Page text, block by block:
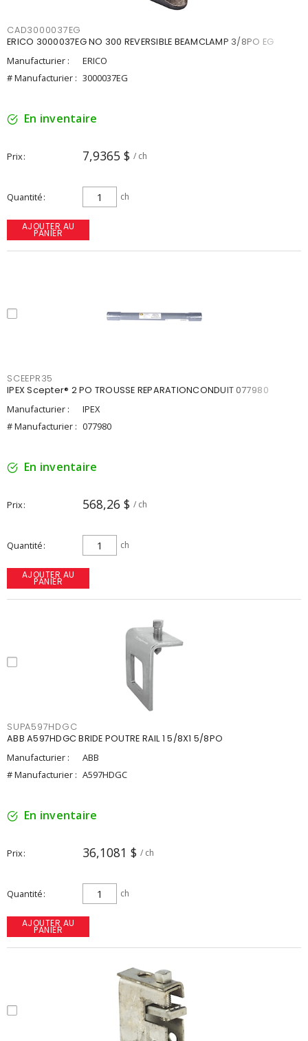
CAD3000037EG
ERICO 3000037EG NO 300 REVERSIBLE BEAMCLAMP 3/8PO EG
Manufacturier :
ERICO
# Manufacturier : 3000037EG
En inventaire
Prix 7,9365 $ / ch
Quantité ch
AJOUTER AU
PANIER
SCEEPR35
IPEX Scepter® 2 PO TROUSSE REPARATIONCONDUIT 077980
Manufacturier :
IPEX
# Manufacturier : 077980
En inventaire
Prix 568,26 $ / ch
Quantité ch
AJOUTER AU
PANIER
SUPA597HDGC
ABB A597HDGC BRIDE POUTRE RAIL 1 5/8X1 5/8PO
Manufacturier :
ABB
# Manufacturier : A597HDGC
En inventaire
Prix 36,1081 $ / ch
Quantité ch
AJOUTER AU
PANIER